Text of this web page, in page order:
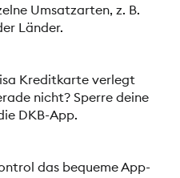
Umsatzarten, z. B.
Länder.
Kreditkarte verlegt
nicht? Sperre deine
DKB-App.
das bequeme App-